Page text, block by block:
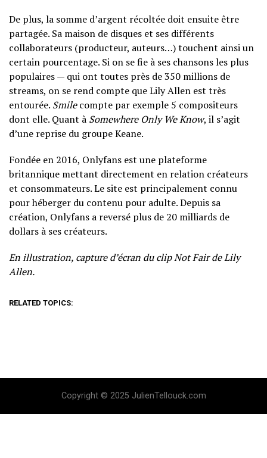
De plus, la somme d’argent récoltée doit ensuite être
partagée. Sa maison de disques et ses différents
collaborateurs (producteur, auteurs…) touchent ainsi un
certain pourcentage. Si on se fie à ses chansons les plus
populaires — qui ont toutes près de 350 millions de
streams, on se rend compte que Lily Allen est très
entourée. Smilecompte par exemple 5 compositeurs
dont elle. Quant à Somewhere Only We Know, il s’agit
d’une reprise du groupe Keane.
Fondée en 2016, Onlyfans est une plateforme
britannique mettant directement en relation créateurs
et consommateurs. Le site est principalement connu
pour héberger du contenu pour adulte. Depuis sa
création, Onlyfans a reversé plus de 20 milliards de
dollars à ses créateurs.
En illustration, capture d’écran du clip Not Fair de Lily
Allen.
RELATED TOPICS:
Copyright © 2025 JulienTellouck.com